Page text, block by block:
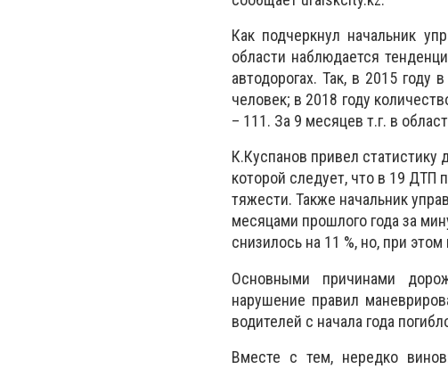
Как подчеркнул начальник
области наблюдается
автодорогах. Так, в 2015 году
человек; в 2018 году
– 111. За 9 месяцев т.г. в
К.Куспанов привел
которой следует, что в 19 ДТП
тяжести. Также начальник
месяцами прошлого года за
снизилось на 11 %, но, при
Основными причинами
нарушение правил
водителей с начала года
Вместе с тем, нередко